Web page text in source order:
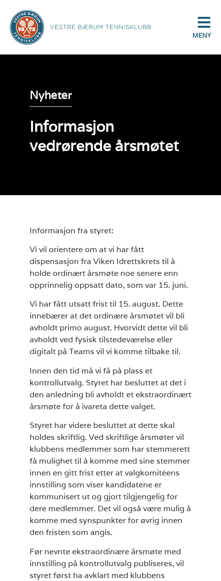
MENY
Nyheter
Informasjon
vedrørende årsmøtet
Informasjon fra styret:
Vi vil orientere om at vi har fått
dispensasjon fra Viken Idrettskrets til å
holde ordinært årsmøte noe senere enn
opprinnelig oppsatt dato, som var 15. juni.
Vi har fått utsatt frist til 15. august. Dette
innebærer at det ordinære årsmøtet vil bli
avholdt primo august. Hvorvidt dette vil bli
avholdt ved fysisk tilstedeværelse eller
digitalt på Teams vil vi komme tilbake til.
Innen den tid må vi få på plass et
kontrollutvalg. Styret har besluttet at det i
den anledning bli avholdt et ekstraordinært
årsmøte for å ivareta dette valget.
Styret har videre besluttet at dette skal
holdes skriftlig. Ved skriftlige årsmøter vil
klubbens medlemmer som har stemmerett
få mulighet til å komme med sine stemmer
innen en gitt frist etter at valgkomitéens
innstilling som viser kandidatene er
kommunisert ut og gjort tilgjengelig for
dere medlemmer. Det vil også være mulig å
komme med synspunkter for øvrig innen
den fristen som angis.
Før nevnte ekstraordinære årsmøte med
innstilling på kontrollutvalg publiseres, vil
styret først ha avklart med klubbens